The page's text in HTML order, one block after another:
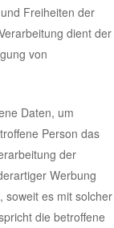
Freiheiten der
dient der
von
Daten, um
Person das
der
Werbung
soweit es mit solcher
die betroffene